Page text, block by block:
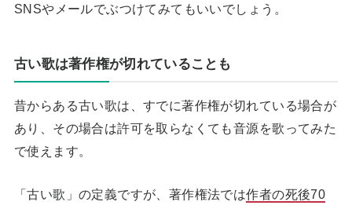
SNSやメールでぶつけてみてもいいでしょう。
古い歌は著作権が切れていることも
昔からある古い歌は、すでに著作権が切れている場合が
あり、その場合は許可を取らなくても音源を歌ってみた
で使えます。
「古い歌」の定義ですが、著作権法では作者の死後70